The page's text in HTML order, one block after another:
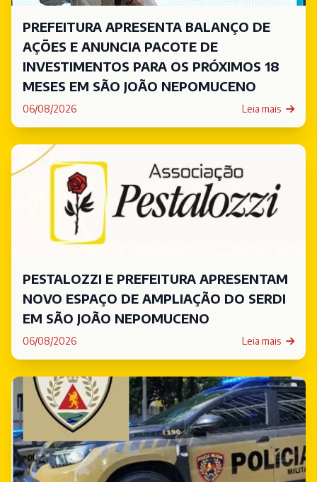
PREFEITURA APRESENTA BALANÇO DE
AÇÕES E ANUNCIA PACOTE DE
INVESTIMENTOS PARA OS PRÓXIMOS 18
MESES EM SÃO JOÃO NEPOMUCENO
06/08/2026 Leia mais
PESTALOZZI E PREFEITURA APRESENTAM
NOVO ESPAÇO DE AMPLIAÇÃO DO SERDI
EM SÃO JOÃO NEPOMUCENO
06/08/2026 Leia mais